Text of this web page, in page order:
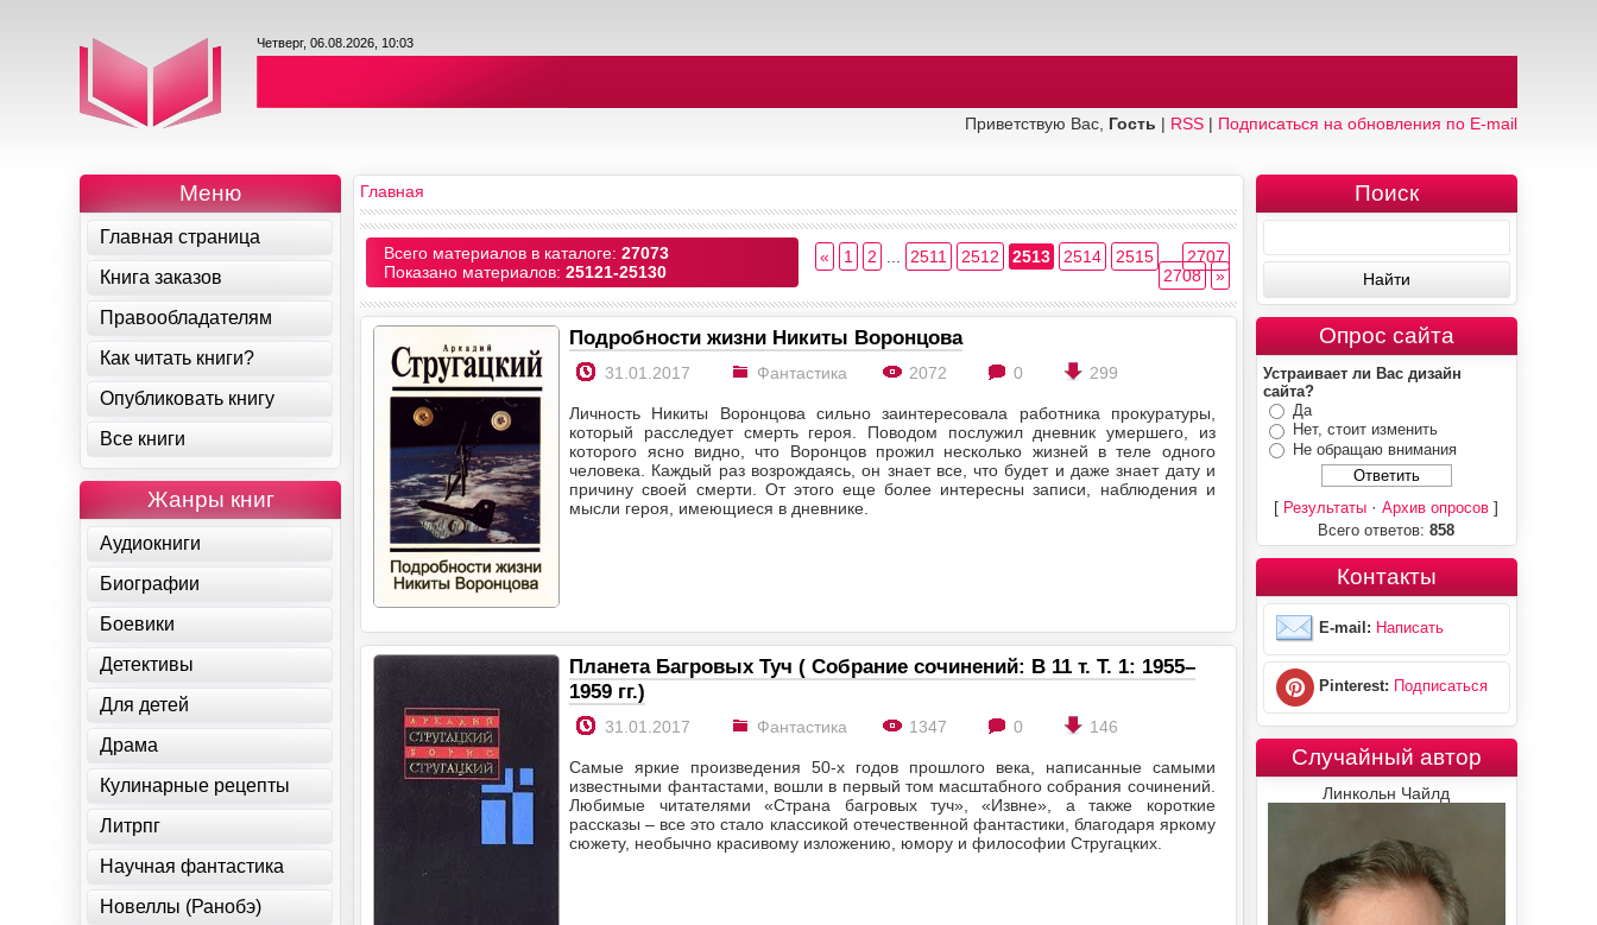
Четверг, 06.08.2026, 10:03
Приветствую Вас, Гость | RSS| Подписаться на обновления по E-mail
Главная
Всего материалов в каталоге:27073
Показано материалов:25121-25130
« 1 2 2511 2512 2513 2514 2515
2707
2708
»
Подробности жизни Никиты Воронцова
31.01.2017 Фантастика 2072 0 299
Личность Никиты Воронцова сильно заинтересовала работника прокуратуры,
который расследует смерть героя. Поводом послужил дневник умершего, из
которого ясно видно, что Воронцов прожил несколько жизней в теле одного
человека. Каждый раз возрождаясь, он знает все, что будет и даже знает дату и
причину своей смерти. От этого еще более интересны записи, наблюдения и
мысли героя, имеющиеся в дневнике.
Планета Багровых Туч ( Собрание сочинений: В 11 т. Т. 1: 1955–
1959 гг.)
31.01.2017 Фантастика 1347 0 146
Самые яркие произведения 50-х годов прошлого века, написанные самыми
известными фантастами, вошли в первый том масштабного собрания сочинений.
Любимые читателями «Страна багровых туч», «Извне», а также короткие
рассказы – все это стало классикой отечественной фантастики, благодаря яркому
сюжету, необычно красивому изложению, юмору и философии Стругацких.
Меню
Главная страница
Книга заказов
Правообладателям
Как читать книги?
Опубликовать книгу
Все книги
Жанры книг
Аудиокниги
Биографии
Боевики
Детективы
Для детей
Драма
Кулинарные рецепты
Литрпг
Научная фантастика
Новеллы (Ранобэ)
Поиск
Опрос сайта
Устраивает ли Вас дизайн
сайта?
Да
Нет, стоит изменить
Не обращаю внимания
[ Результаты ·Архив опросов ]
Всего ответов:858
Контакты
E-mail: Написать
Pinterest: Подписаться
Случайный автор
Линкольн Чайлд